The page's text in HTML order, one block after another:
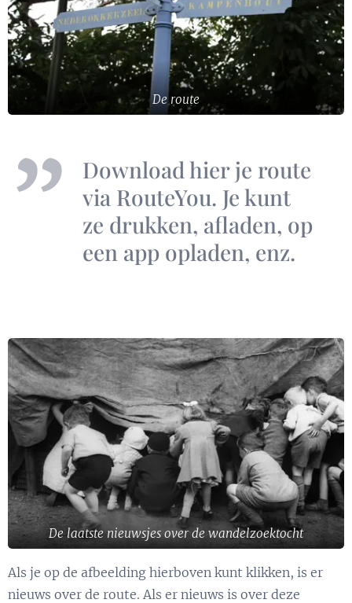
De route
Download hier je route
via RouteYou. Je kunt
ze drukken, afladen, op
een app opladen, enz.
De laatste nieuwsjes over de wandelzoektocht
Als je op de afbeelding hierboven kunt klikken, is er
nieuws over de route. Als er nieuws is over deze